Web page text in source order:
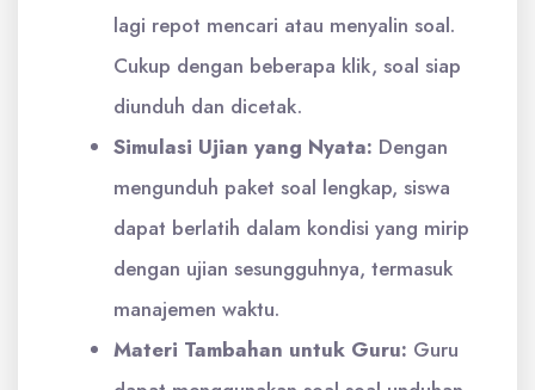
lagi repot mencari atau menyalin soal.
Cukup dengan beberapa klik, soal siap
diunduh dan dicetak.
Simulasi Ujian yang Nyata: Dengan
mengunduh paket soal lengkap, siswa
dapat berlatih dalam kondisi yang mirip
dengan ujian sesungguhnya, termasuk
manajemen waktu.
Materi Tambahan untuk Guru: Guru